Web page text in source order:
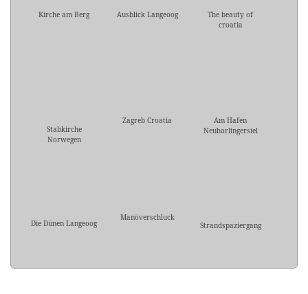
Kirche am Berg Ausblick Langeoog
The beauty of
croatia
Stabkirche
Norwegen
Zagreb Croatia
Am Hafen
Neuharlingersiel
Die Dünen Langeoog
Manöverschluck
Strandspaziergang